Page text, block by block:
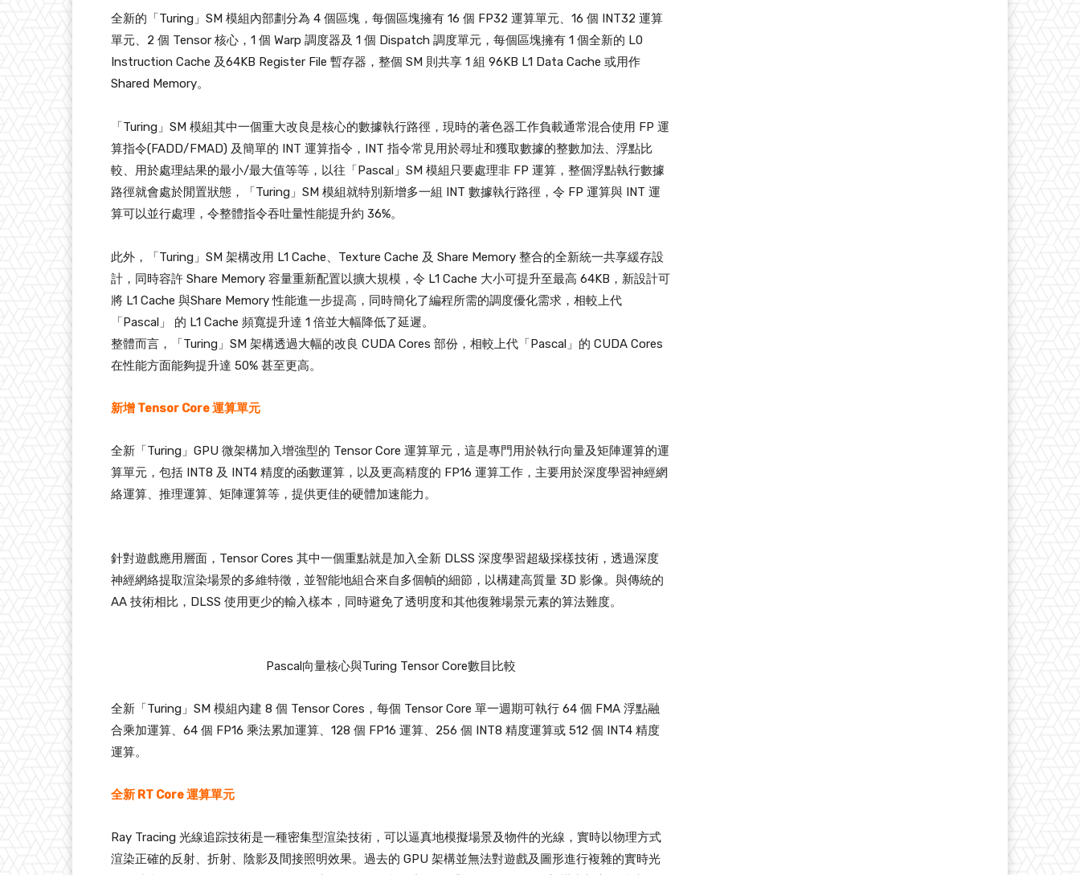
全新的「Turing」SM 模組內部劃分為 4 個區塊，每個區塊擁有 16 個 FP32 運算單元、16 個 INT32 運算
單元、2 個 Tensor 核心，1 個 Warp 調度器及 1 個 Dispatch 調度單元，每個區塊擁有 1 個全新的 L0
Instruction Cache 及64KB Register File 暫存器，整個 SM 則共享 1 組 96KB L1 Data Cache 或用作
Shared Memory。
「Turing」SM 模組其中一個重大改良是核心的數據執行路徑，現時的著色器工作負載通常混合使用 FP 運
算指令(FADD/FMAD) 及簡單的 INT 運算指令，INT 指令常見用於尋址和獲取數據的整數加法、浮點比
較、用於處理結果的最小/最大值等等，以往「Pascal」SM 模組只要處理非 FP 運算，整個浮點執行數據
路徑就會處於閒置狀態，「Turing」SM 模組就特別新增多一組 INT 數據執行路徑，令 FP 運算與 INT 運
算可以並行處理，令整體指令吞吐量性能提升約 36%。
此外，「Turing」SM 架構改用 L1 Cache、Texture Cache 及 Share Memory 整合的全新統一共享緩存設
計，同時容許 Share Memory 容量重新配置以擴大規模，令 L1 Cache 大小可提升至最高 64KB，新設計可
將 L1 Cache 與Share Memory 性能進一步提高，同時簡化了編程所需的調度優化需求，相較上代
「Pascal」 的 L1 Cache 頻寬提升達 1 倍並大幅降低了延遲。
整體而言，「Turing」SM 架構透過大幅的改良 CUDA Cores 部份，相較上代「Pascal」的 CUDA Cores
在性能方面能夠提升達 50% 甚至更高。
新增 Tensor Core 運算單元
全新「Turing」GPU 微架構加入增強型的 Tensor Core 運算單元，這是專門用於執行向量及矩陣運算的運
算單元，包括 INT8 及 INT4 精度的函數運算，以及更高精度的 FP16 運算工作，主要用於深度學習神經網
絡運算、推理運算、矩陣運算等，提供更佳的硬體加速能力。
針對遊戲應用層面，Tensor Cores 其中一個重點就是加入全新 DLSS 深度學習超級採樣技術，透過深度
神經網絡提取渲染場景的多維特徵，並智能地組合來自多個幀的細節，以構建高質量 3D 影像。與傳統的
AA 技術相比，DLSS 使用更少的輸入樣本，同時避免了透明度和其他復雜場景元素的算法難度。
Pascal向量核心與Turing Tensor Core數目比較
全新「Turing」SM 模組內建 8 個 Tensor Cores，每個 Tensor Core 單一週期可執行 64 個 FMA 浮點融
合乘加運算、64 個 FP16 乘法累加運算、128 個 FP16 運算、256 個 INT8 精度運算或 512 個 INT4 精度
運算。
全新 RT Core 運算單元
Ray Tracing 光線追踪技術是一種密集型渲染技術，可以逼真地模擬場景及物件的光線，實時以物理方式
渲染正確的反射、折射、陰影及間接照明效果。過去的 GPU 架構並無法對遊戲及圖形進行複雜的實時光